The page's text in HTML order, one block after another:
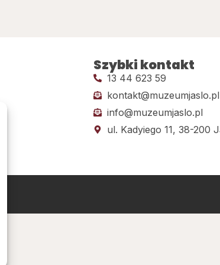
Szybki kontakt
13 44 623 59
kontakt@muzeumjaslo.pl
info@muzeumjaslo.pl
ul. Kadyiego 11, 38-200